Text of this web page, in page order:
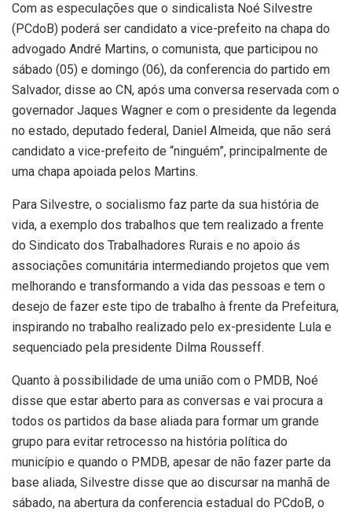
Com as especulações que o sindicalista Noé Silvestre
(PCdoB) poderá ser candidato a vice-prefeito na chapa do
advogado André Martins, o comunista, que participou no
sábado (05) e domingo (06), da conferencia do partido em
Salvador, disse ao CN, após uma conversa reservada com o
governador Jaques Wagner e com o presidente da legenda
no estado, deputado federal, Daniel Almeida, que não será
candidato a vice-prefeito de “ninguém”, principalmente de
uma chapa apoiada pelos Martins.
Para Silvestre, o socialismo faz parte da sua história de
vida, a exemplo dos trabalhos que tem realizado a frente
do Sindicato dos Trabalhadores Rurais e no apoio ás
associações comunitária intermediando projetos que vem
melhorando e transformando a vida das pessoas e tem o
desejo de fazer este tipo de trabalho à frente da Prefeitura,
inspirando no trabalho realizado pelo ex-presidente Lula e
sequenciado pela presidente Dilma Rousseff.
Quanto à possibilidade de uma união com o PMDB, Noé
disse que estar aberto para as conversas e vai procura a
todos os partidos da base aliada para formar um grande
grupo para evitar retrocesso na história política do
município e quando o PMDB, apesar de não fazer parte da
base aliada, Silvestre disse que ao discursar na manhã de
sábado, na abertura da conferencia estadual do PCdoB, o